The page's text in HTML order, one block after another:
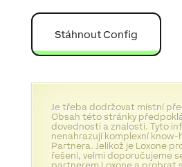
Stáhnout Config
Je třeba dodržovat místní
Obsah této stránky
dovednosti a znalosti. Tyto
nenahrazují komplexní know-
Partnera. Jelikož je Loxone
řešení, velmi doporučujeme
partnerem Loxone a probrat